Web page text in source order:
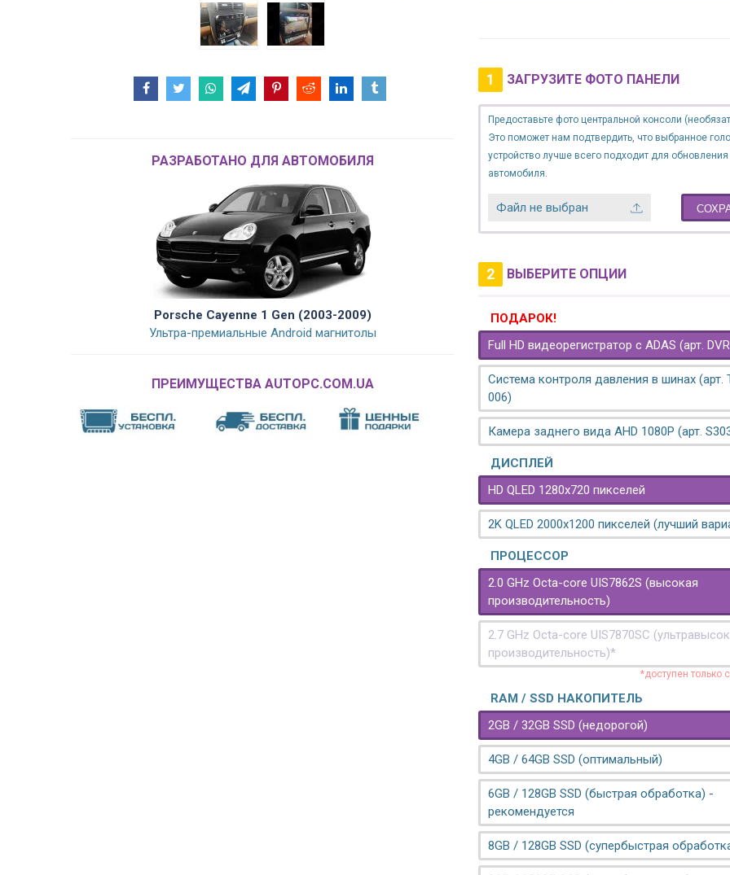
РАЗРАБОТАНО ДЛЯ АВТОМОБИЛЯ
Porsche Cayenne 1 Gen (2003-2009)
Ультра-премиальные Android магнитолы
ПРЕИМУЩЕСТВА AUTOPC.COM.UA
1 ЗАГРУЗИТЕ ФОТО ПАНЕЛИ
Предоставьте фото центральной консоли
Это поможет нам подтвердить, что выбранное
устройство лучше всего подходит для
автомобиля.
Файл не выбран
2 ВЫБЕРИТЕ ОПЦИИ
ПОДАРОК!
Full HD видеорегистратор с ADAS (арт.
Система контроля давления в шинах (арт.
006)
Камера заднего вида AHD 1080P (арт.
ДИСПЛЕЙ
HD QLED 1280x720 пикселей
2K QLED 2000х1200 пикселей (лучший
ПРОЦЕССОР
2.0 GHz Octa-core UIS7862S (высокая
производительность)
2.7 GHz Octa-core UIS7870SC
производительность)*
*доступен только
RAM / SSD НАКОПИТЕЛЬ
2GB / 32GB SSD (недорогой)
4GB / 64GB SSD (оптимальный)
6GB / 128GB SSD (быстрая обработка) -
рекомендуется
8GB / 128GB SSD (супербыстрая